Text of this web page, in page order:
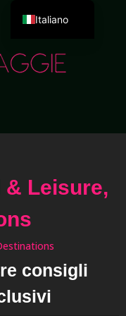
& Leisure,
consigli
Italiano
Deutsch
Русский
Français
Dansk